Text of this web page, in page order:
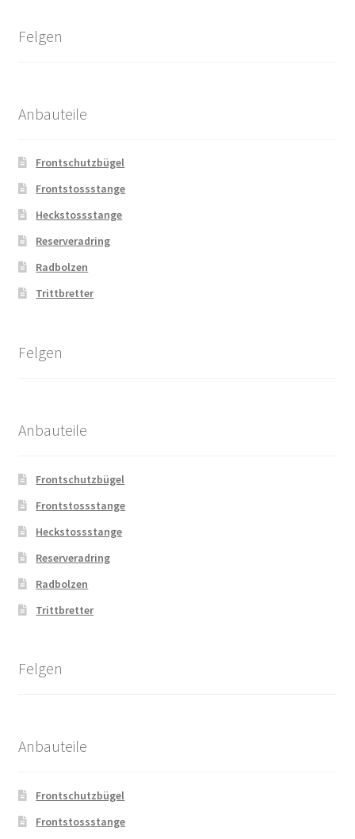
Felgen
Anbauteile
Frontschutzbügel
Frontstossstange
Heckstossstange
Reserveradring
Radbolzen
Trittbretter
Felgen
Anbauteile
Frontschutzbügel
Frontstossstange
Heckstossstange
Reserveradring
Radbolzen
Trittbretter
Felgen
Anbauteile
Frontschutzbügel
Frontstossstange